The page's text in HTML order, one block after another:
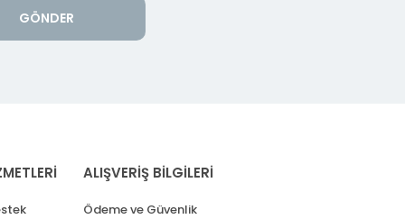
GÖNDER
ALIŞVERİŞ BİLGİLERİ
Ödeme ve Güvenlik